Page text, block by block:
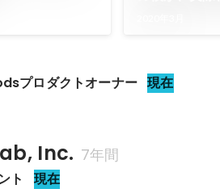
プロダクトオーナー 現在
Inc. 7年間
ト 現在